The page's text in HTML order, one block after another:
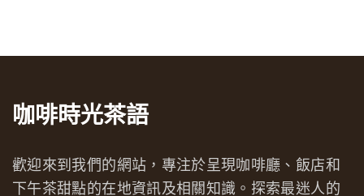
咖啡時光茶語
歡迎來到我們的網站，專注於呈現咖啡廳、飯店和
下午茶甜點的在地資訊及相關知識。探索最迷人的